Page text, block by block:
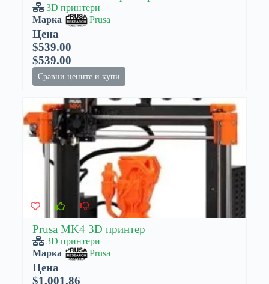
3D принтери
Марка
Prusa
Цена
$539.00
$539.00
Сравни цените и купи
Prusa MK4 3D принтер
3D принтери
Марка
Prusa
Цена
$1,001.86